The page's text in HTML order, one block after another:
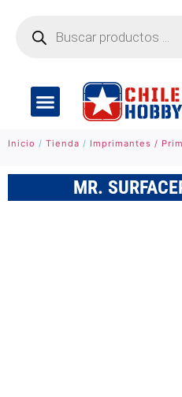
Inicio / Tienda / Imprimantes /
MR.